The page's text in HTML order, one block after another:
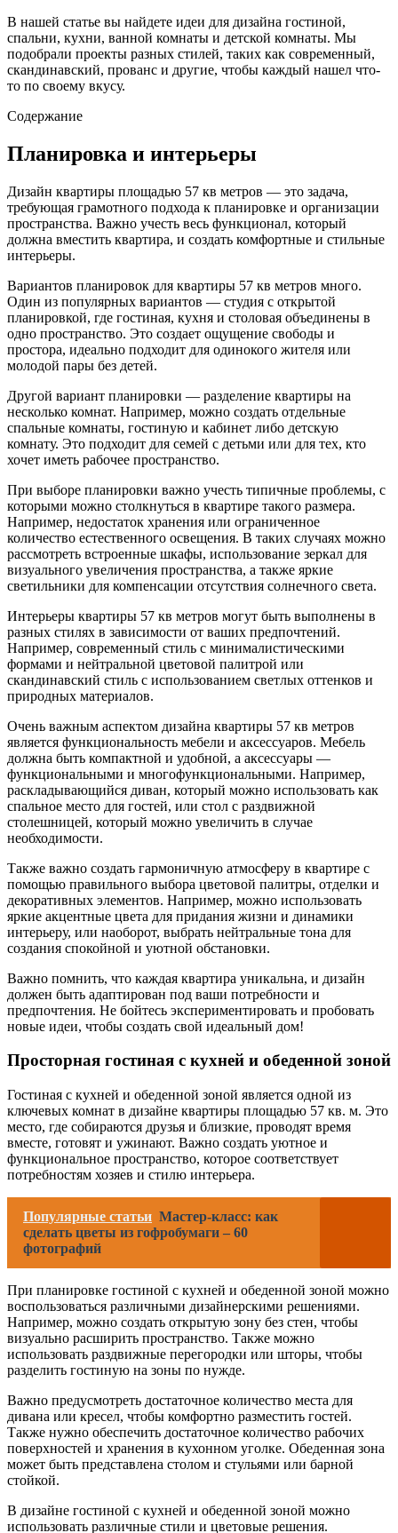
В нашей статье вы найдете идеи для дизайна гостиной,
спальни, кухни, ванной комнаты и детской комнаты. Мы
подобрали проекты разных стилей, таких как современный,
скандинавский, прованс и другие, чтобы каждый нашел что-
то по своему вкусу.
Содержание
Планировка и интерьеры
Дизайн квартиры площадью 57 кв метров — это задача,
требующая грамотного подхода к планировке и организации
пространства. Важно учесть весь функционал, который
должна вместить квартира, и создать комфортные и стильные
интерьеры.
Вариантов планировок для квартиры 57 кв метров много.
Один из популярных вариантов — студия с открытой
планировкой, где гостиная, кухня и столовая объединены в
одно пространство. Это создает ощущение свободы и
простора, идеально подходит для одинокого жителя или
молодой пары без детей.
Другой вариант планировки — разделение квартиры на
несколько комнат. Например, можно создать отдельные
спальные комнаты, гостиную и кабинет либо детскую
комнату. Это подходит для семей с детьми или для тех, кто
хочет иметь рабочее пространство.
При выборе планировки важно учесть типичные проблемы, с
которыми можно столкнуться в квартире такого размера.
Например, недостаток хранения или ограниченное
количество естественного освещения. В таких случаях можно
рассмотреть встроенные шкафы, использование зеркал для
визуального увеличения пространства, а также яркие
светильники для компенсации отсутствия солнечного света.
Интерьеры квартиры 57 кв метров могут быть выполнены в
разных стилях в зависимости от ваших предпочтений.
Например, современный стиль с минималистическими
формами и нейтральной цветовой палитрой или
скандинавский стиль с использованием светлых оттенков и
природных материалов.
Очень важным аспектом дизайна квартиры 57 кв метров
является функциональность мебели и аксессуаров. Мебель
должна быть компактной и удобной, а аксессуары —
функциональными и многофункциональными. Например,
раскладывающийся диван, который можно использовать как
спальное место для гостей, или стол с раздвижной
столешницей, который можно увеличить в случае
необходимости.
Также важно создать гармоничную атмосферу в квартире с
помощью правильного выбора цветовой палитры, отделки и
декоративных элементов. Например, можно использовать
яркие акцентные цвета для придания жизни и динамики
интерьеру, или наоборот, выбрать нейтральные тона для
создания спокойной и уютной обстановки.
Важно помнить, что каждая квартира уникальна, и дизайн
должен быть адаптирован под ваши потребности и
предпочтения. Не бойтесь экспериментировать и пробовать
новые идеи, чтобы создать свой идеальный дом!
Просторная гостиная с кухней и обеденной зоной
Гостиная с кухней и обеденной зоной является одной из
ключевых комнат в дизайне квартиры площадью 57 кв. м. Это
место, где собираются друзья и близкие, проводят время
вместе, готовят и ужинают. Важно создать уютное и
функциональное пространство, которое соответствует
потребностям хозяев и стилю интерьера.
Популярные статьи Мастер-класс: как
сделать цветы из гофробумаги – 60
фотографий
При планировке гостиной с кухней и обеденной зоной можно
воспользоваться различными дизайнерскими решениями.
Например, можно создать открытую зону без стен, чтобы
визуально расширить пространство. Также можно
использовать раздвижные перегородки или шторы, чтобы
разделить гостиную на зоны по нужде.
Важно предусмотреть достаточное количество места для
дивана или кресел, чтобы комфортно разместить гостей.
Также нужно обеспечить достаточное количество рабочих
поверхностей и хранения в кухонном уголке. Обеденная зона
может быть представлена столом и стульями или барной
стойкой.
В дизайне гостиной с кухней и обеденной зоной можно
использовать различные стили и цветовые решения.